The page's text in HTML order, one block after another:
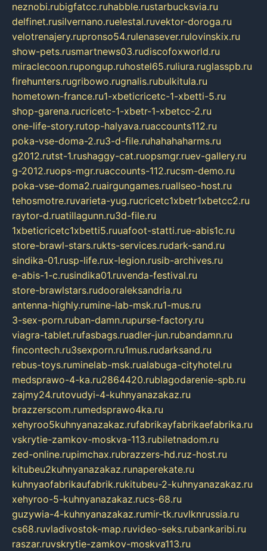
neznobi.rubigfatcc.ruhabble.rustarbucksvia.ru
delfinet.rusilvernano.ruelestal.ruvektor-doroga.ru
velotrenajery.rupronso54.rulenasever.rulovinskix.ru
show-pets.rusmartnews03.rudiscofoxworld.ru
miraclecoon.rupongup.ruhostel65.ruliura.ruglasspb.ru
firehunters.rugribowo.rugnalis.rubulkitula.ru
hometown-france.ru1-xbeticricetc-1-xbetti-5.ru
shop-garena.rucricetc-1-xbetr-1-xbetcc-2.ru
one-life-story.rutop-halyava.ruaccounts112.ru
poka-vse-doma-2.ru3-d-file.ruhahahaharms.ru
g2012.rutst-1.rushaggy-cat.ruopsmgr.ruev-gallery.ru
g-2012.ruops-mgr.ruaccounts-112.rucsm-demo.ru
poka-vse-doma2.ruairgungames.ruallseo-host.ru
tehosmotre.ruvarieta-yug.rucricetc1xbetr1xbetcc2.ru
raytor-d.ruatillagunn.ru3d-file.ru
1xbeticricetc1xbetti5.ruuafoot-statti.rue-abis1c.ru
store-brawl-stars.rukts-services.rudark-sand.ru
sindika-01.rusp-life.rux-legion.rusib-archives.ru
e-abis-1-c.rusindika01.ruvenda-festival.ru
store-brawlstars.rudooraleksandria.ru
antenna-highly.rumine-lab-msk.ru1-mus.ru
3-sex-porn.ruban-damn.rupurse-factory.ru
viagra-tablet.rufasbags.ruadler-jun.rubandamn.ru
fincontech.ru3sexporn.ru1mus.rudarksand.ru
rebus-toys.ruminelab-msk.rualabuga-cityhotel.ru
medsprawo-4-ka.ru2864420.rublagodarenie-spb.ru
zajmy24.rutovudyi-4-kuhnyanazakaz.ru
brazzerscom.rumedsprawo4ka.ru
xehyroo5kuhnyanazakaz.rufabrikayfabrikaefabrika.ru
vskrytie-zamkov-moskva-113.rubiletnadom.ru
zed-online.rupimchax.rubrazzers-hd.ruz-host.ru
kitubeu2kuhnyanazakaz.runaperekate.ru
kuhnyaofabrikaufabrik.rukitubeu-2-kuhnyanazakaz.ru
xehyroo-5-kuhnyanazakaz.rucs-68.ru
guzywia-4-kuhnyanazakaz.rumir-tk.ruvlknrussia.ru
cs68.ruvladivostok-map.ruvideo-seks.rubankaribi.ru
raszar.ruvskrytie-zamkov-moskva113.ru